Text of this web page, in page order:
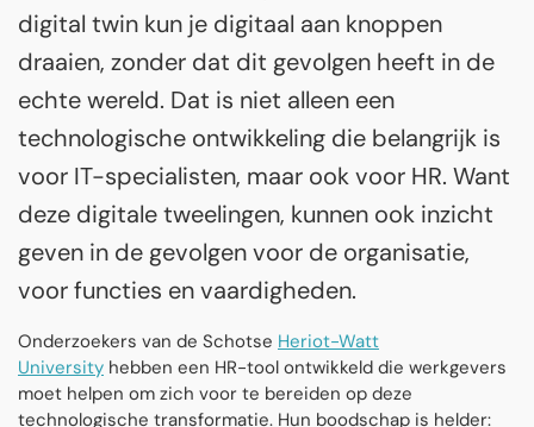
digital twin kun je digitaal aan knoppen
draaien, zonder dat dit gevolgen heeft in de
echte wereld. Dat is niet alleen een
technologische ontwikkeling die belangrijk is
voor IT-specialisten, maar ook voor HR. Want
deze digitale tweelingen, kunnen ook inzicht
geven in de gevolgen voor de organisatie,
voor functies en vaardigheden.
Onderzoekers van de Schotse Heriot-Watt
University hebben een HR-tool ontwikkeld die werkgevers
moet helpen om zich voor te bereiden op deze
technologische transformatie. Hun boodschap is helder: